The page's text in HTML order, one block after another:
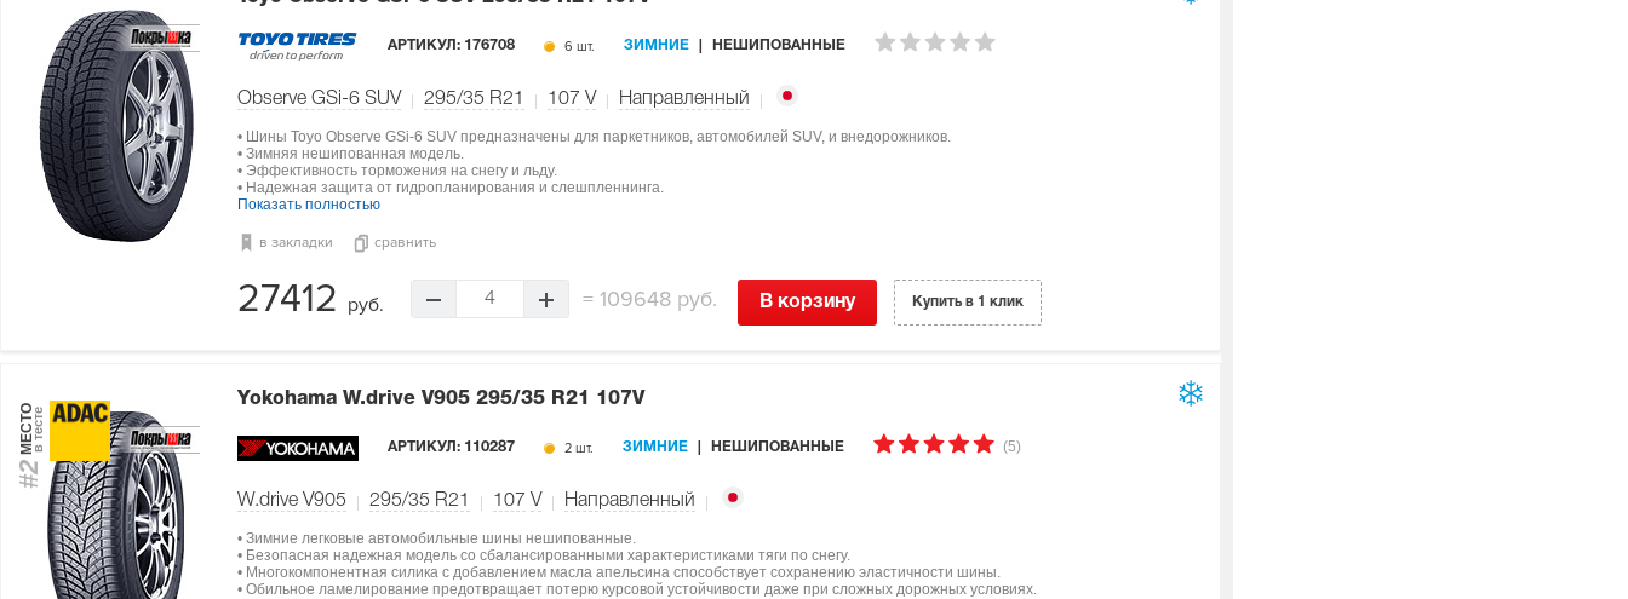
АРТИКУЛ: 176708 6 шт. ЗИМНИЕ НЕШИПОВАННЫЕ
Observe GSi-6 SUV 295/35 R21 107 V Направленный
• Шины Toyo Observe GSi-6 SUV предназначены для паркетников, автомобилей SUV, и внедорожников.
• Зимняя нешипованная модель.
• Эффективность торможения на снегу и льду.
• Надежная защита от гидропланирования и слешпленнинга.
Показать полностью
в закладки сравнить
27412 руб. 4 = 109648 руб. В корзину Купить в 1 клик
#2
МЕСТОв тесте
Yokohama W.drive V905 295/35 R21 107V
АРТИКУЛ: 110287 2 шт. ЗИМНИЕ НЕШИПОВАННЫЕ (5)
W.drive V905 295/35 R21 107 V Направленный
• Зимние легковые автомобильные шины нешипованные.
• Безопасная надежная модель со сбалансированными характеристиками тяги по снегу.
• Многокомпонентная силика с добавлением масла апельсина способствует сохранению эластичности шины.
• Обильное ламелирование предотвращает потерю курсовой устойчивости даже при сложных дорожных условиях.